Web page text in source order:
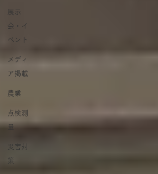
展示
会・イ
ベント
メディ
ア掲載
農業
点検測
量
災害対
策